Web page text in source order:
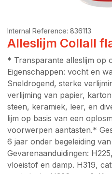
Internal Reference: 836113
Alleslijm Collall
* Transparante alleslijm op
Eigenschappen: vocht en
Sneldrogend, sterke
verlijming van papier,
steen, keramiek, leer, en
lijm op basis van een
voorwerpen aantasten.*
6 jaar onder begeleiding
Gevarenaanduidingen:
vloeistof en damp. H319,